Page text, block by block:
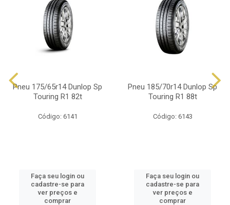
Pneu 175/65r14 Dunlop Sp
Touring R1 82t
Código: 6141
Faça seu login ou
cadastre-se para
ver preços e
comprar
Pneu 185/70r14 Dunlop Sp
Touring R1 88t
Código: 6143
Faça seu login ou
cadastre-se para
ver preços e
comprar